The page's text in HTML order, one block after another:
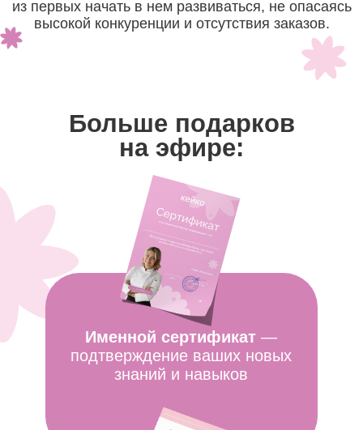
5000 учеников
от личных продаж до
«Я глубоко убеждена, чтокондитер -
это человек, который несет
праздник.
И сейчас зефирная
флористика для меня - возможность
передавать свой опыт и навыки
новым ученикам,
чтобы как можно
больше людей умели создавать
праздник своими руками!»